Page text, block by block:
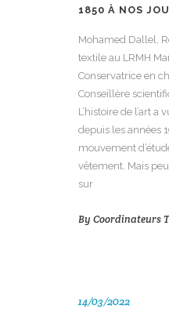
1850 À NOS
Mohamed Dallel,
textile au LRMH
Conservatrice en
Conseillère
L’histoire de l’art a
depuis les années
mouvement
vêtement. Mais
sur
By Coordinateurs
14/03/2022